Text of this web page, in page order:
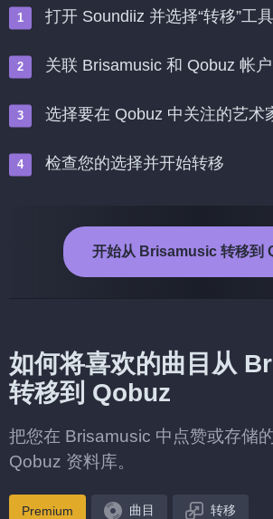
打开 Soundiiz 并选择“转移”工具
关联 Brisamusic 和 Qobuz 帐户
选择要在 Qobuz 中关注的艺术
检查您的选择并开始转移
开始从 Brisamusic 转移到
如何将喜欢的曲目从
转移到 Qobuz
把您在 Brisamusic 中点赞或存储
Qobuz 资料库。
Premium 曲目 转移